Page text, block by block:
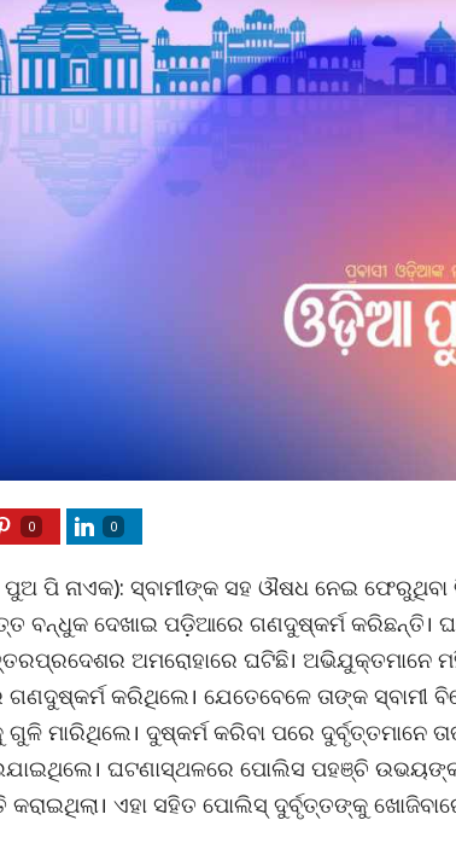
0 0
ପି ନାଏକ): ସ୍ବାମୀଙ୍କ ସହ ଔଷଧ ନେଇ ଫେରୁଥିବା
ବନ୍ଧୁକ ଦେଖାଇ ପଡ଼ିଆରେ ଗଣଦୁଷ୍କର୍ମ କରିଛନ୍ତି।
ଅମରୋହାରେ ଘଟିଛି। ଅଭିଯୁକ୍ତମାନେ
କରିଥିଲେ। ଯେତେବେଳେ ତାଙ୍କ ସ୍ବାମୀ
ଗୁଳି ମାରିଥିଲେ। ଦୁଷ୍କର୍ମ କରିବା ପରେ ଦୁର୍ବୃତ୍ତମାନେ
ଘଟଣାସ୍ଥଳରେ ପୋଲିସ ପହଞ୍ଚି
ଏହା ସହିତ ପୋଲିସ୍ ଦୁର୍ବୃତ୍ତଙ୍କୁ